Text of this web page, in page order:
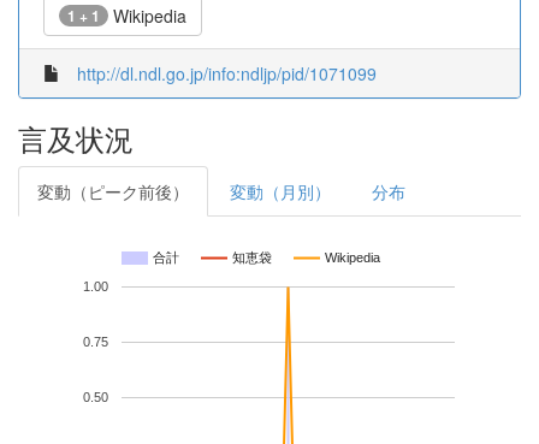
1 + 1 Wikipedia
http://dl.ndl.go.jp/info:ndljp/pid/1071099
言及状況
変動（ピーク前後） 変動（月別） 分布
合計 知恵袋 Wikipedia
0.50
0.75
1.00